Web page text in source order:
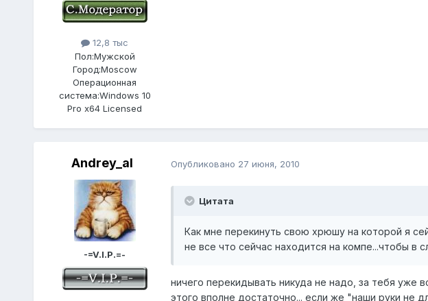
12,8 тыс
Пол:Мужской
Город:Moscow
Операционная
система:Windows 10
Pro x64 Licensed
Andrey_al
-=V.I.P.=-
Опубликовано 27 июня, 2010
Цитата
Как мне перекинуть свою хрюшу на которой я
не все что сейчас находится на компе...чтобы в
ничего перекидывать никуда не надо, за тебя уже
этого вполне достаточно... если же "наши руки не